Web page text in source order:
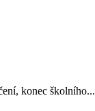
konec školního...